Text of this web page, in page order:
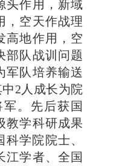
头作用，新域
，空天作战理
高地作用，空
部队战训问题
军队培养输送
2人成长为院
。先后获国
教学科研成果
学院院士、
江学者、全国